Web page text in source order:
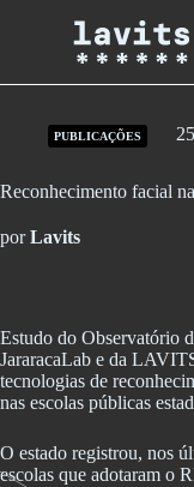
PUBLICAÇÕES
Reconhecimento facial
porLavits
Estudo do Observatório
JararacaLab e da
tecnologias de
nas escolas públicas
O estado registrou, nos
escolas que adotaram o